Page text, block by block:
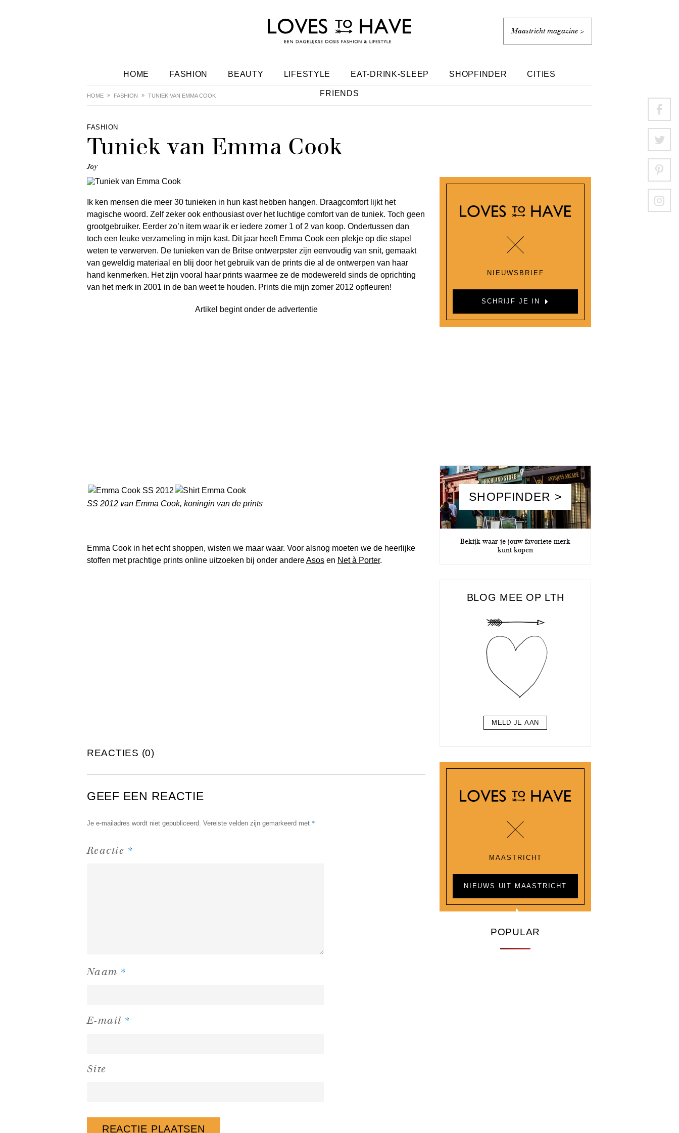
Maastricht magazine >
HOME FASHION BEAUTY LIFESTYLE EAT-DRINK-SLEEP SHOPFINDER CITIES
FRIENDS
HOME FASHION TUNIEK VAN EMMA COOK
FASHION
Tuniek van Emma Cook
Joy
Ik ken mensen die meer 30 tunieken in hun kast hebben hangen. Draagcomfort lijkt het
magische woord. Zelf zeker ook enthousiast over het luchtige comfort van de tuniek. Toch geen
grootgebruiker. Eerder zo’n item waar ik er iedere zomer 1 of 2 van koop. Ondertussen dan
toch een leuke verzameling in mijn kast. Dit jaar heeft Emma Cook een plekje op die stapel
weten te verwerven. De tunieken van de Britse ontwerpster zijn eenvoudig van snit, gemaakt
van geweldig materiaal en blij door het gebruik van de prints die al de ontwerpen van haar
hand kenmerken. Het zijn vooral haar prints waarmee ze de modewereld sinds de oprichting
van het merk in 2001 in de ban weet te houden. Prints die mijn zomer 2012 opfleuren!
Artikel begint onder de advertentie
SS 2012 van Emma Cook, koningin van de prints
Emma Cook in het echt shoppen, wisten we maar waar. Voor alsnog moeten we de heerlijke
stoffen met prachtige prints online uitzoeken bij onder andereAsos en Net à Porter.
REACTIES (0)
GEEF EEN REACTIE
Je e-mailadres wordt niet gepubliceerd. Vereiste velden zijn gemarkeerd met *
Reactie *
Naam *
E-mail *
Site
NIEUWSBRIEF
SCHRIJF JE IN
SHOPFINDER >
Bekijk waar je jouw favoriete merk
kunt kopen
BLOG MEE OP LTH
MELD JE AAN
MAASTRICHT
NIEUWS UIT MAASTRICHT
POPULAR